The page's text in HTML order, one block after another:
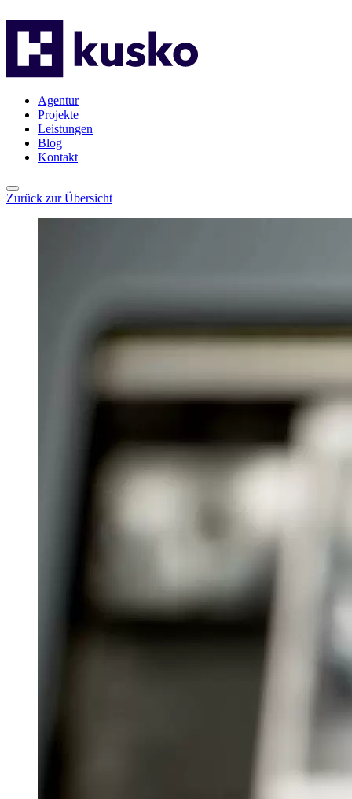
Agentur
Projekte
Leistungen
Blog
Kontakt
Zurück zur Übersicht